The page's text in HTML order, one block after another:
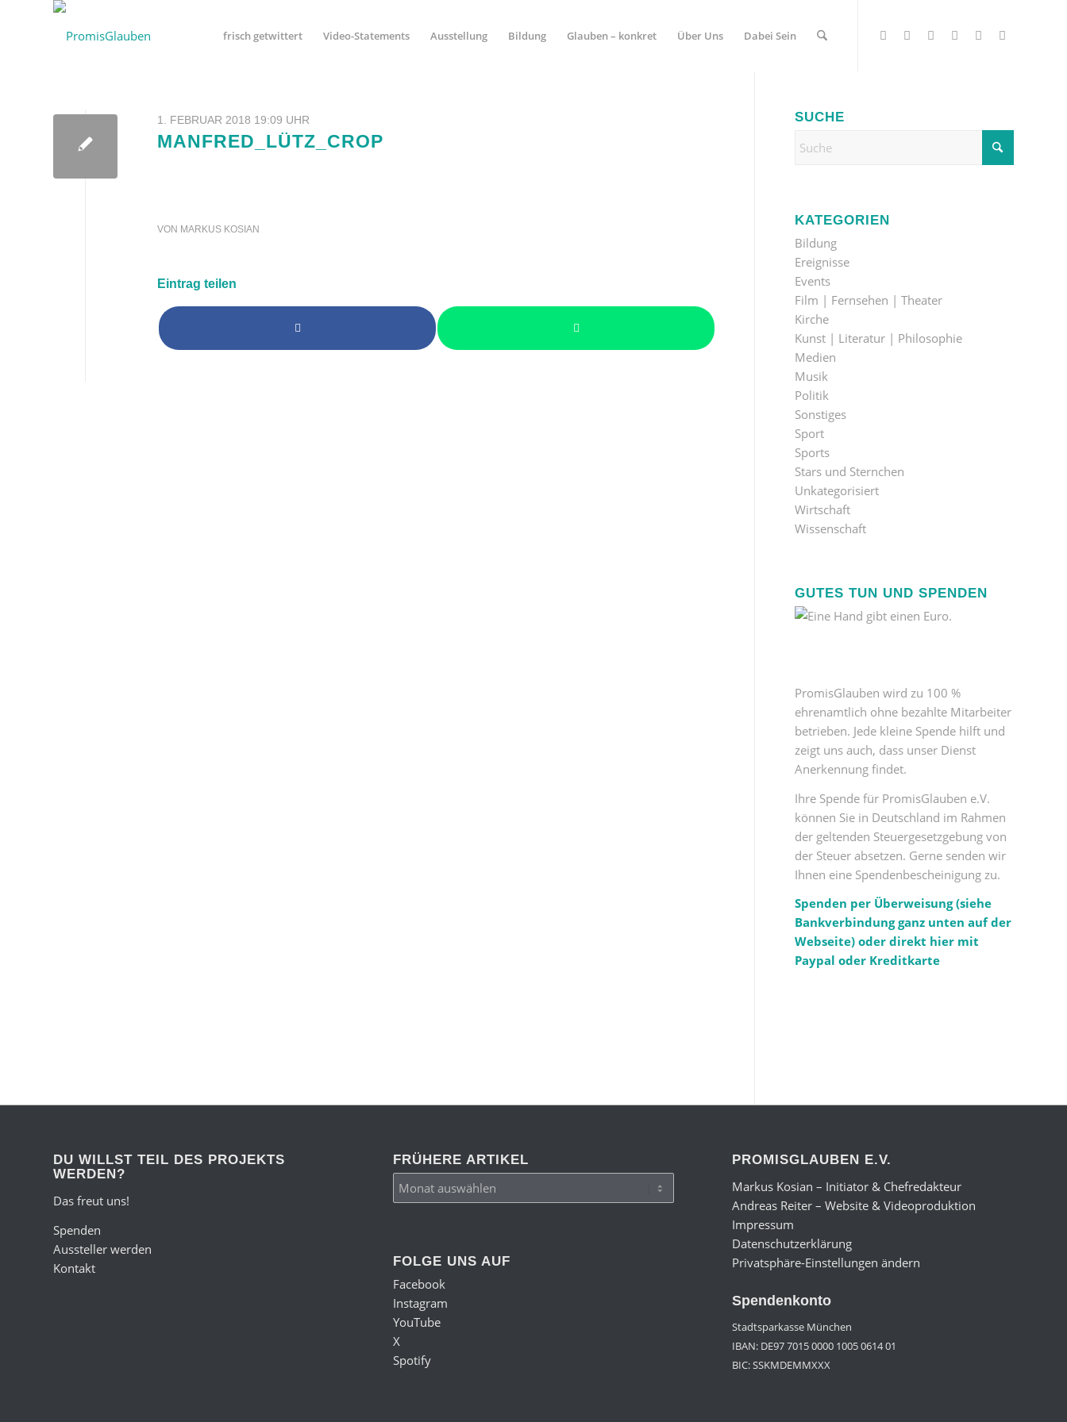
frisch getwittert Video-Statements Ausstellung Bildung Glauben – konkret Über Uns Dabei Sein
1. FEBRUAR 2018 19:09 UHR
MANFRED_LÜTZ_CROP
VON MARKUS KOSIAN
Eintrag teilen
SUCHE
KATEGORIEN
Bildung
Ereignisse
Events
Film | Fernsehen | Theater
Kirche
Kunst | Literatur | Philosophie
Medien
Musik
Politik
Sonstiges
Sport
Sports
Stars und Sternchen
Unkategorisiert
Wirtschaft
Wissenschaft
GUTES TUN UND SPENDEN
PromisGlauben wird zu 100 %
ehrenamtlich ohne bezahlte Mitarbeiter
betrieben. Jede kleine Spende hilft und
zeigt uns auch, dass unser Dienst
Anerkennung findet.
Ihre Spende für PromisGlauben e.V.
können Sie in Deutschland im Rahmen
der geltenden Steuergesetzgebung von
der Steuer absetzen. Gerne senden wir
Ihnen eine Spendenbescheinigung zu.
Spenden per Überweisung (siehe
Bankverbindung ganz unten auf der
Webseite) oder direkt hier mit
Paypal oder Kreditkarte
DU WILLST TEIL DES PROJEKTS
WERDEN?
Das freut uns!
Spenden
Aussteller werden
Kontakt
FRÜHERE ARTIKEL
FOLGE UNS AUF
Facebook
Instagram
YouTube
X
Spotify
PROMISGLAUBEN E.V.
Markus Kosian – Initiator & Chefredakteur
Andreas Reiter – Website & Videoproduktion
Impressum
Datenschutzerklärung
Privatsphäre-Einstellungen ändern
Spendenkonto
Stadtsparkasse München
IBAN: DE97 7015 0000 1005 0614 01
BIC: SSKMDEMMXXX